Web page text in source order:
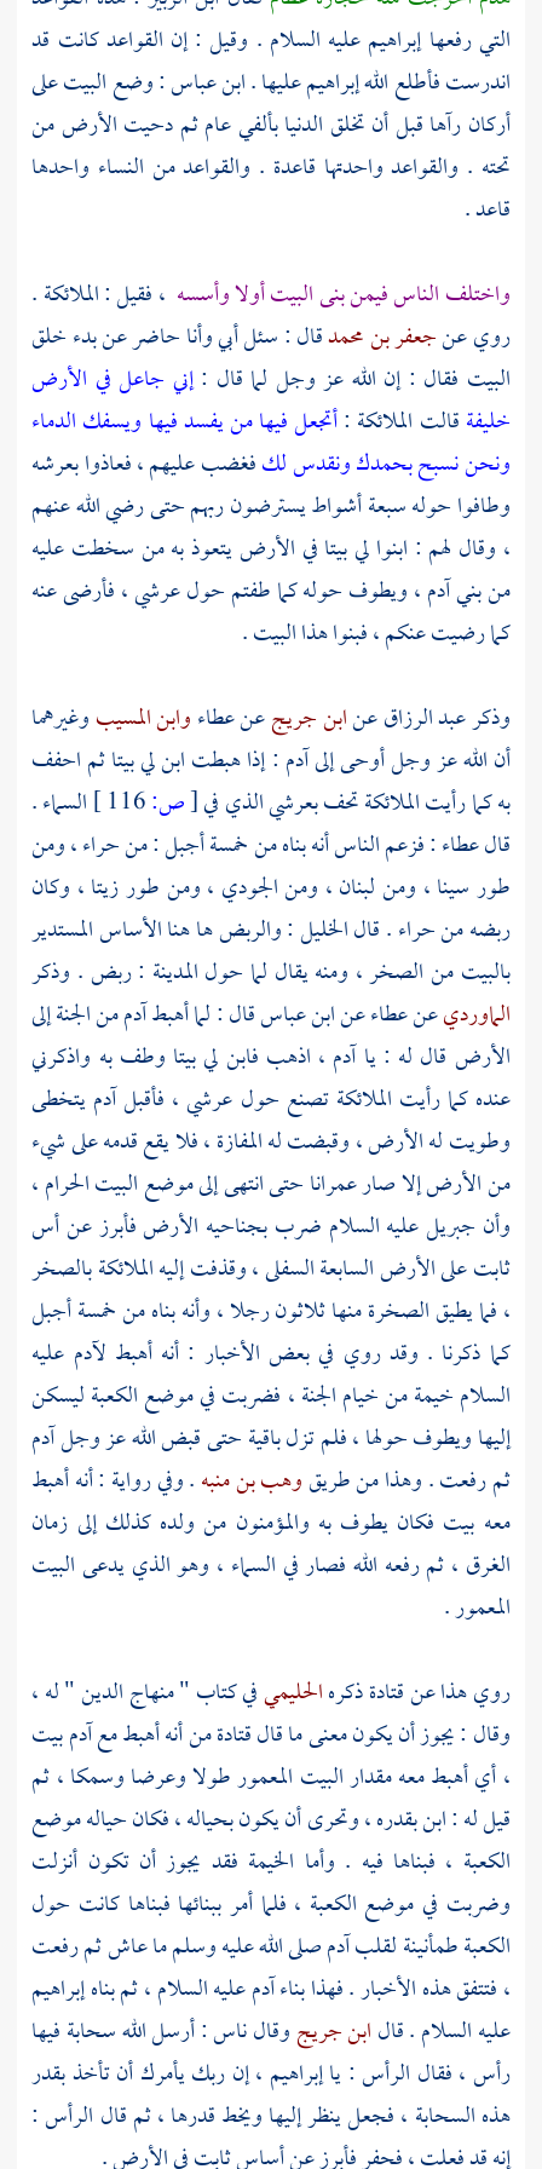
التي رفعهاإبراهيمعليه السلام . وقيل : إن القواعد كانت قد
اندرست فأطلع اللهإبراهيمعليها .ابن عباس: وضع البيت على
أركان رآها قبل أن تخلق الدنيا بألفي عام ثم دحيت الأرض من
تحته . والقواعد واحدتها قاعدة . والقواعد من النساء واحدها
قاعد .
واختلف الناس فيمن بنى البيت أولا وأسسه ، فقيل : الملائكة .
روي عنجعفر بن محمدقال : سئل أبي وأنا حاضر عن بدء خلق
البيت فقال : إن الله عز وجل لما قال :إني جاعل في الأرض
خليفةقالت الملائكة :أتجعل فيها من يفسد فيها ويسفك الدماء
ونحن نسبح بحمدك ونقدس لكفغضب عليهم ، فعاذوا بعرشه
وطافوا حوله سبعة أشواط يسترضون ربهم حتى رضي الله عنهم
، وقال لهم : ابنوا لي بيتا في الأرض يتعوذ به من سخطت عليه
من بني آدم ، ويطوف حوله كما طفتم حول عرشي ، فأرضى عنه
كما رضيت عنكم ، فبنوا هذا البيت .
وذكرعبد الرزاقعنابن جريجعنعطاءوابن المسيبوغيرهما
أن الله عز وجل أوحى إلىآدم : إذا هبطت ابن لي بيتا ثم احفف
به كما رأيت الملائكة تحف بعرشي الذي في[ص:
السماء .
قالعطاء: فزعم الناس أنه بناه من خمسة أجبل : منحراء، ومن
طور سينا، ومنلبنان، ومنالجودي ، ومنطور زيتا، وكان
ربضه منحراء. قالالخليل: والربض ها هنا الأساس المستدير
بالبيت من الصخر ، ومنه يقال لما حولالمدينة : ربض . وذكر
الماورديعنعطاءعنابن عباسقال : لما أهبطآدممن الجنة إلى
الأرض قال له : ياآدم ، اذهب فابن لي بيتا وطف به واذكرني
عنده كما رأيت الملائكة تصنع حول عرشي ، فأقبلآدميتخطى
وطويت له الأرض ، وقبضت له المفازة ، فلا يقع قدمه على شيء
من الأرض إلا صار عمرانا حتى انتهى إلى موضعالبيت الحرام،
وأن جبريلعليه السلام ضرب بجناحيه الأرض فأبرز عن أس
ثابت على الأرض السابعة السفلى ، وقذفت إليه الملائكة بالصخر
، فما يطيق الصخرة منها ثلاثون رجلا ، وأنه بناه من خمسة أجبل
كما ذكرنا . وقد روي في بعض الأخبار : أنه أهبط لآدم عليه
السلام خيمة من خيام الجنة ، فضربت في موضعالكعبةليسكن
إليها ويطوف حولها ، فلم تزل باقية حتى قبض الله عز وجلآدم
ثم رفعت . وهذا من طريقوهب بن منبه. وفي رواية : أنه أهبط
معه بيت فكان يطوف به والمؤمنون من ولده كذلك إلى زمان
الغرق ، ثم رفعه الله فصار في السماء ، وهو الذي يدعى البيت
المعمور .
روي هذا عنقتادةذكرهالحليميفي كتاب " منهاج الدين " له ،
وقال : يجوز أن يكون معنى ما قالقتادةمن أنه أهبط معآدمبيت
، أي أهبط معه مقدار البيت المعمور طولا وعرضا وسمكا ، ثم
قيل له :ابن بقدره، وتحرى أن يكون بحياله ، فكان حياله موضع
الكعبة ، فبناها فيه . وأما الخيمة فقد يجوز أن تكون أنزلت
وضربت في موضع الكعبة ، فلما أمر ببنائها فبناها كانت حول
الكعبةطمأنينة لقلبآدمصلى الله عليه وسلم ما عاش ثم رفعت
، فتتفق هذه الأخبار . فهذا بناءآدمعليه السلام ، ثم بناهإبراهيم
عليه السلام . قالابن جريجوقال ناس : أرسل الله سحابة فيها
رأس ، فقال الرأس : ياإبراهيم ، إن ربك يأمرك أن تأخذ بقدر
هذه السحابة ، فجعل ينظر إليها ويخط قدرها ، ثم قال الرأس :
إنه قد فعلت ، فحفر فأبرز عن أساس ثابت في الأرض .